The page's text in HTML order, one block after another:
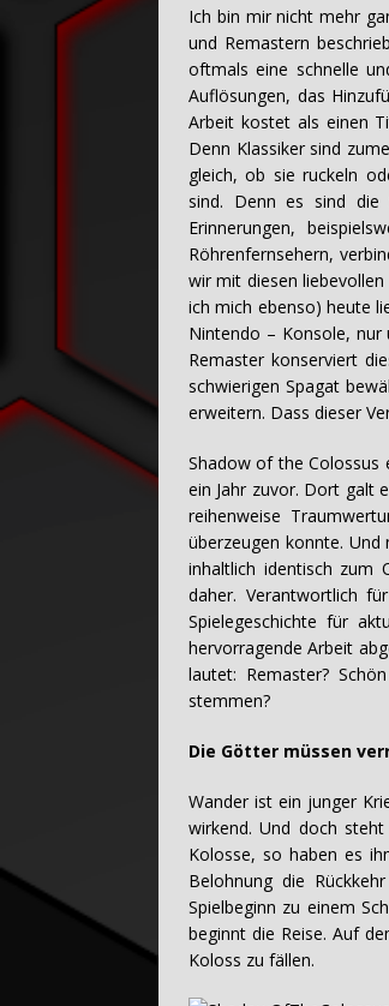
Ich bin mir nicht mehr
und Remastern
oftmals eine schnelle
Auflösungen, das
Arbeit kostet als einen
Denn Klassiker sind
gleich, ob sie ruckeln
sind. Denn es sind die
Erinnerungen,
Röhrenfernsehern,
wir mit diesen
ich mich ebenso) heute
Nintendo – Konsole,
Remaster konserviert
schwierigen Spagat
erweitern. Dass dieser
Shadow of the Colossus
ein Jahr zuvor. Dort galt
reihenweise
überzeugen konnte.
inhaltlich identisch zum
daher. Verantwortlich
Spielegeschichte für
hervorragende Arbeit
lautet: Remaster?
stemmen?
Die Götter müssen
Wander ist ein junger
wirkend. Und doch
Kolosse, so haben es
Belohnung die
Spielbeginn zu einem
beginnt die Reise. Auf
Koloss zu fällen.